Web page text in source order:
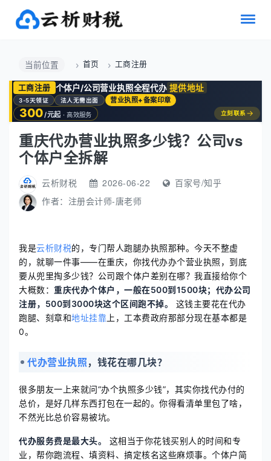
当前位置 首页 工商注册
工商注册 个体户/公司营业执照全程代办 提供地址
3-5天领证 法人无需出面 营业执照+备案印章
300/元起 · 高效服务 立刻联系 →
重庆代办营业执照多少钱？公司vs
个体户全拆解
云析财税 2026-06-22
百家号/知乎
作者： 注册会计师-唐老师
我是云析财税的，专门帮人跑腿办执照那种。今天不整虚
的，就聊一件事——在重庆，你找代办办个营业执照，到底
要从兜里掏多少钱？公司跟个体户差别在哪？我直接给你个
大概数： 重庆代办个体户，一般在500到1500块；代办公司
注册，500到3000块这个区间跑不掉。
这钱主要花在代办
跑腿、刻章和地址挂靠 上，工本费政府那部分现在基本都是
0。
代办营业执照 ，钱花在哪几块？
很多朋友一上来就问“办个执照多少钱”，其实你找代办付的
总价，是好几样东西打包在一起的。你得看清单里包了啥，
不然光比总价容易被坑。
代办服务费是最大头。
这相当于你花钱买别人的时间和专
业，帮你跑流程、填资料、搞定核名这些麻烦事。个体户简